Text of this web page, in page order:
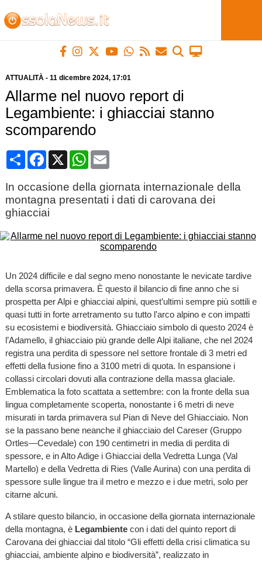
ATTUALITÀ- 11 dicembre 2024, 17:01
Allarme nel nuovo report di
Legambiente: i ghiacciai stanno
scomparendo
CondividiFacebook
X WhatsApp
Email
In occasione della giornata internazionale della
montagna presentati i dati di carovana dei
ghiacciai
Un 2024 difficile e dal segno meno nonostante le nevicate tardive
della scorsa primavera. È questo il bilancio di fine anno che si
prospetta per Alpi e ghiacciai alpini, quest’ultimi sempre più sottili e
quasi tutti in forte arretramento su tutto l’arco alpino e con impatti
su ecosistemi e biodiversità. Ghiacciaio simbolo di questo 2024 è
l’Adamello, il ghiacciaio più grande delle Alpi italiane, che nel 2024
registra una perdita di spessore nel settore frontale di 3 metri ed
effetti della fusione fino a 3100 metri di quota. In espansione i
collassi circolari dovuti alla contrazione della massa glaciale.
Emblematica la foto scattata a settembre: con la fronte della sua
lingua completamente scoperta, nonostante i 6 metri di neve
misurati in tarda primavera sul Pian di Neve del Ghiacciaio. Non
se la passano bene neanche il ghiacciaio del Careser (Gruppo
Ortles—Cevedale) con 190 centimetri in media di perdita di
spessore, e in Alto Adige i Ghiacciai della Vedretta Lunga (Val
Martello) e della Vedretta di Ries (Valle Aurina) con una perdita di
spessore sulle lingue tra il metro e mezzo e i due metri, solo per
citarne alcuni.
A stilare questo bilancio, in occasione della giornata internazionale
della montagna, è Legambientecon i dati del quinto report di
Carovana dei ghiacciai dal titolo “Gli effetti della crisi climatica su
ghiacciai, ambiente alpino e biodiversità”, realizzato in